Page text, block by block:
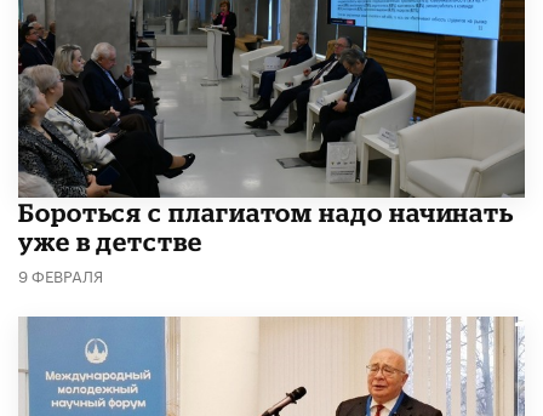
​Бороться с плагиатом надо начинать
уже в детстве
9 ФЕВРАЛЯ